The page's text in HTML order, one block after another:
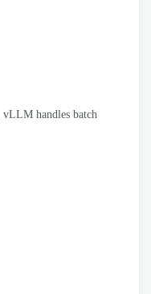
vLLM handles batch